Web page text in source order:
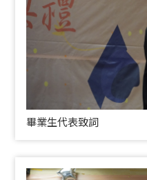
畢業生代表致詞